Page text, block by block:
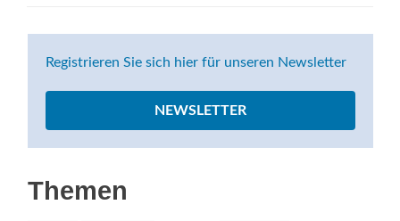
Registrieren Sie sich hier für unseren Newsletter
NEWSLETTER
Themen